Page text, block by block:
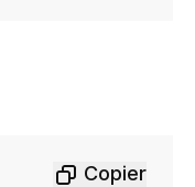
Copier